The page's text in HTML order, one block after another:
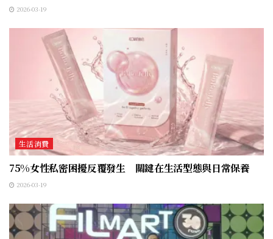
2026-03-19
生活消費
75%女性私密困擾反覆發生 關鍵在生活型態與日常保養
2026-03-19